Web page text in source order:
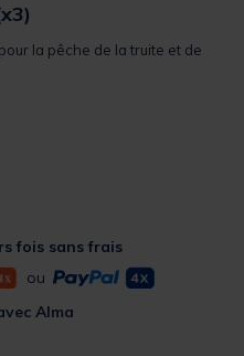
la pêche de la truite et de
fois sans frais
ou
Alma